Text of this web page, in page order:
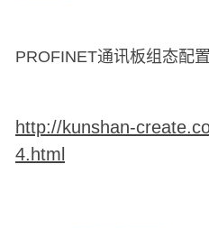
PROFINET通讯板组态配
http://kunshan-
4.html